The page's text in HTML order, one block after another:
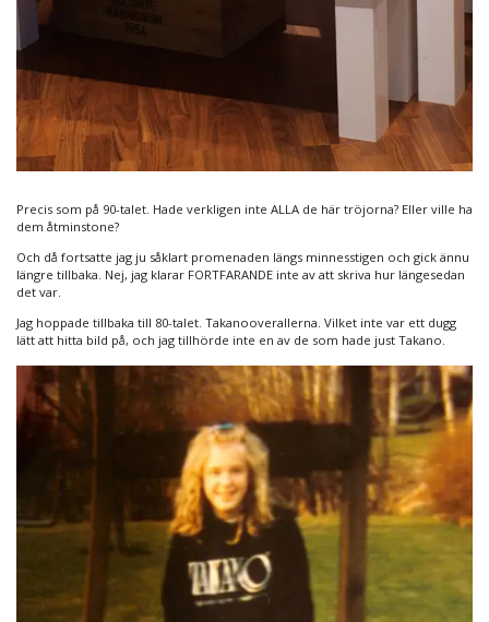
Precis som på 90-talet. Hade verkligen inte ALLA de här tröjorna? Eller ville ha
dem åtminstone?
Och då fortsatte jag ju såklart promenaden längs minnesstigen och gick ännu
längre tillbaka. Nej, jag klarar FORTFARANDE inte av att skriva hur längesedan
det var.
Jag hoppade tillbaka till 80-talet. Takanooverallerna. Vilket inte var ett dugg
lätt att hitta bild på, och jag tillhörde inte en av de som hade just Takano.